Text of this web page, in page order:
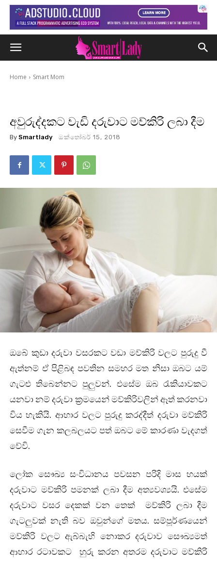
Home Smart Mom
අවුරුද්දකට වැඩි දරුවාට මව්කිරි ලබා දීම
By Smartlady ඔක්තෝබර් 15, 2018
ඔබේ කුඩා දරුවා වසරකට වඩා මව්කිරි වලට පුරුදු වී
ඇත්නම් ඒ පිළිබඳ පවතින සමහර මත නිසා ඔබට යම්
ගැටළු තිබෙන්නට පුලුවන්. එසේම ඔබ රැකියාවකට
යනවා නම් දරුවා ක්‍රමයෙන් මව්කිරිවලින් ඈත් කරනවා
විය හැකියි. ආහාර වලට පුරුදු කරද්දීත් දරුවා මව්කිරි
සෙවීම ගැන කලබලයට පත් ඔබට මේ කාරණා වැදගත්
වේවි.
ලෝක සෞඛ්‍ය සංවිධානය පවසන පරිදි මාස හයක්
දරුවාට මව්කිරි පමනක් ලබා දීම අත්‍යවශ්‍යයි. එසේම
දරුවාට වසර දෙකක් වන තෙක් මව්කිරි ලබා දීම
ගැටලුවක් නැති බව ඔවුන්ගේ මතය. සම්පූර්ණයෙන්
මව්කිරි වලට ඇබ්බැහි නොකර දරුවාව සෞඛ්‍යමත්
ආහාර රටාවකට හුරු කරන අතරම දරුවාට මව්කිරි